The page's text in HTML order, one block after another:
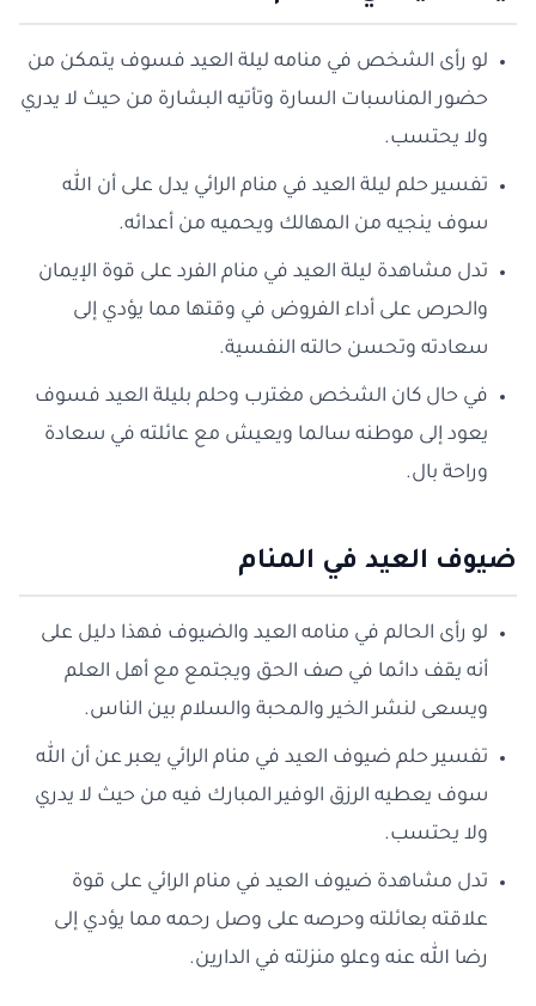
لو رأى الشخص في منامه ليلة العيد فسوف يتمكن من
حضور المناسبات السارة وتأتيه البشارة من حيث لا يدري
ولا يحتسب.
تفسير حلم ليلة العيد في منام الرائي يدل على أن الله
سوف ينجيه من المهالك ويحميه من أعدائه.
تدل مشاهدة ليلة العيد في منام الفرد على قوة الإيمان
والحرص على أداء الفروض في وقتها مما يؤدي إلى
سعادته وتحسن حالته النفسية.
في حال كان الشخص مغترب وحلم بليلة العيد فسوف
يعود إلى موطنه سالما ويعيش مع عائلته في سعادة
وراحة بال.
ضيوف العيد في المنام
لو رأى الحالم في منامه العيد والضيوف فهذا دليل على
أنه يقف دائما في صف الحق ويجتمع مع أهل العلم
ويسعى لنشر الخير والمحبة والسلام بين الناس.
تفسير حلم ضيوف العيد في منام الرائي يعبر عن أن الله
سوف يعطيه الرزق الوفير المبارك فيه من حيث لا يدري
ولا يحتسب.
تدل مشاهدة ضيوف العيد في منام الرائي على قوة
علاقته بعائلته وحرصه على وصل رحمه مما يؤدي إلى
رضا الله عنه وعلو منزلته في الدارين.